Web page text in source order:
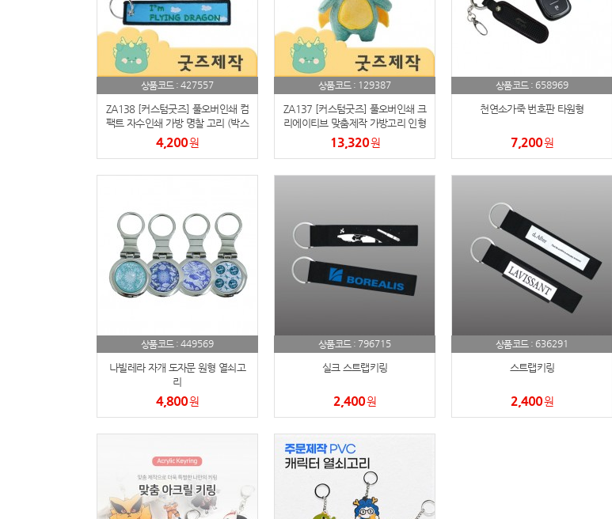
26 보냉
27
28 AP-100150
29 AP-100084
30 AP-100106
타올
4 수건
6 양심판촉
9
10
상품코드 : 427557
ZA138 [커스텀굿즈] 풀오버인쇄 컴
팩트 자수인쇄 가방 명찰 고리 (박스
제작가능)
4,200원
상품코드 : 129387
ZA137 [커스텀굿즈] 풀오버인쇄 크
리에이티브 맞춤제작 가방고리 인형
키링 12cm (박스제작가능)
13,320원
상품코드 : 658969
천연소가죽 번호판 타원형
7,200원
상품코드 : 449569
나빌레라 자개 도자문 원형 열쇠고
리
4,800원
상품코드 : 796715
실크 스트랩키링
2,400원
상품코드 : 636291
스트랩키링
2,400원